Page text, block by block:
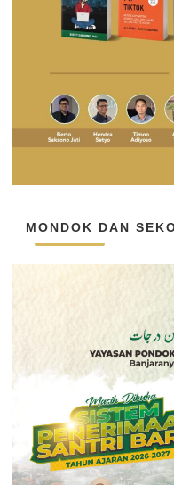
MONDOK DAN